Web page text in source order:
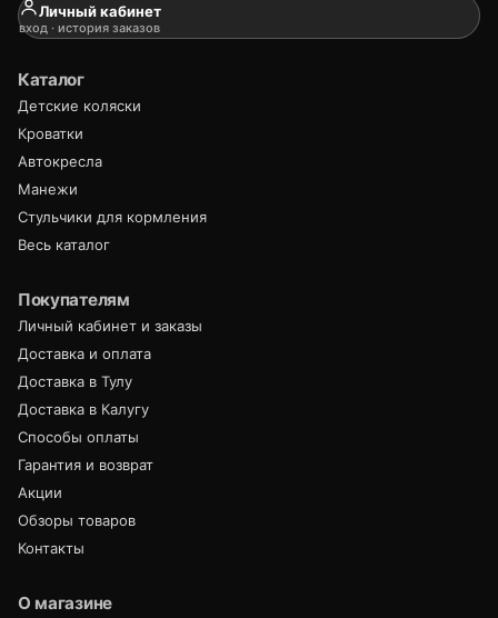
Личный кабинет
вход · история заказов
Каталог
Детские коляски
Кроватки
Автокресла
Манежи
Стульчики для кормления
Весь каталог
Покупателям
Личный кабинет и заказы
Доставка и оплата
Доставка в Тулу
Доставка в Калугу
Способы оплаты
Гарантия и возврат
Акции
Обзоры товаров
Контакты
О магазине